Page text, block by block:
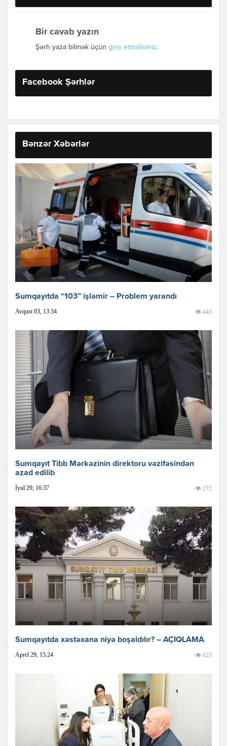
Bir cavab yazın
Şərh yaza bilmək üçün giriş etməlisiniz.
Facebook Şərhlər
Bənzər Xəbərlər
Sumqayıtda “103” işləmir – Problem yarandı
Avqust 03, 13:34 443
Sumqayıt Tibb Mərkəzinin direktoru vəzifəsindən
azad edilib
İyul 29, 16:37 272
Sumqayıtda xəstəxana niyə boşaldılır? – AÇIQLAMA
Aprel 29, 15:24 623